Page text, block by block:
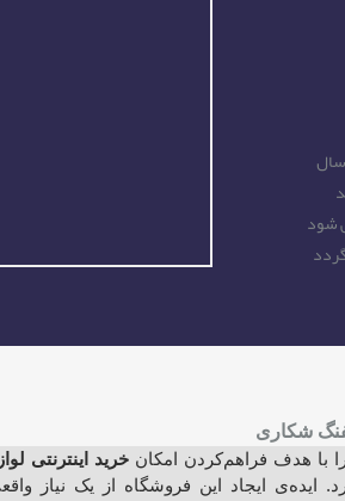
شکاری
خرید اینترنتی
ایده‌ی ایجاد این فروشگاه از یک نیاز